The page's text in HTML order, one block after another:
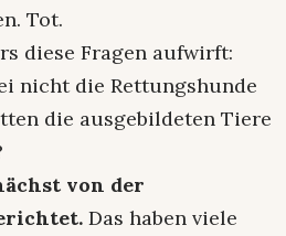
Tot.
diese Fragen aufwirft:
nicht die Rettungshunde
die ausgebildeten Tiere
von der
Das haben viele